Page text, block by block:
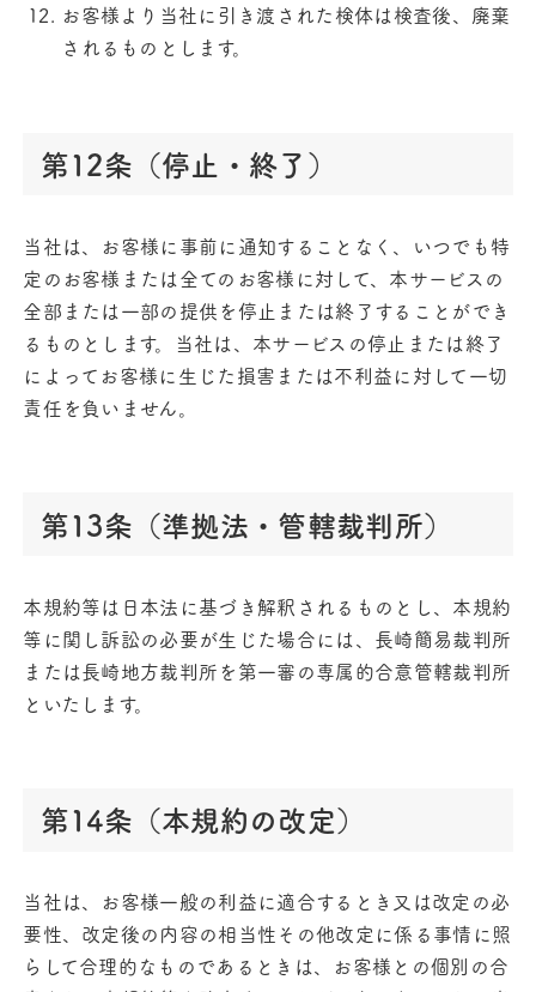
お客様より当社に引き渡された検体は検査後、廃棄
されるものとします。
第12条（停止・終了）
当社は、お客様に事前に通知することなく、いつでも特
定のお客様または全てのお客様に対して、本サービスの
全部または一部の提供を停止または終了することができ
るものとします。当社は、本サービスの停止または終了
によってお客様に生じた損害または不利益に対して一切
責任を負いません。
第13条（準拠法・管轄裁判所）
本規約等は日本法に基づき解釈されるものとし、本規約
等に関し訴訟の必要が生じた場合には、長崎簡易裁判所
または長崎地方裁判所を第一審の専属的合意管轄裁判所
といたします。
第14条（本規約の改定）
当社は、お客様一般の利益に適合するとき又は改定の必
要性、改定後の内容の相当性その他改定に係る事情に照
らして合理的なものであるときは、お客様との個別の合